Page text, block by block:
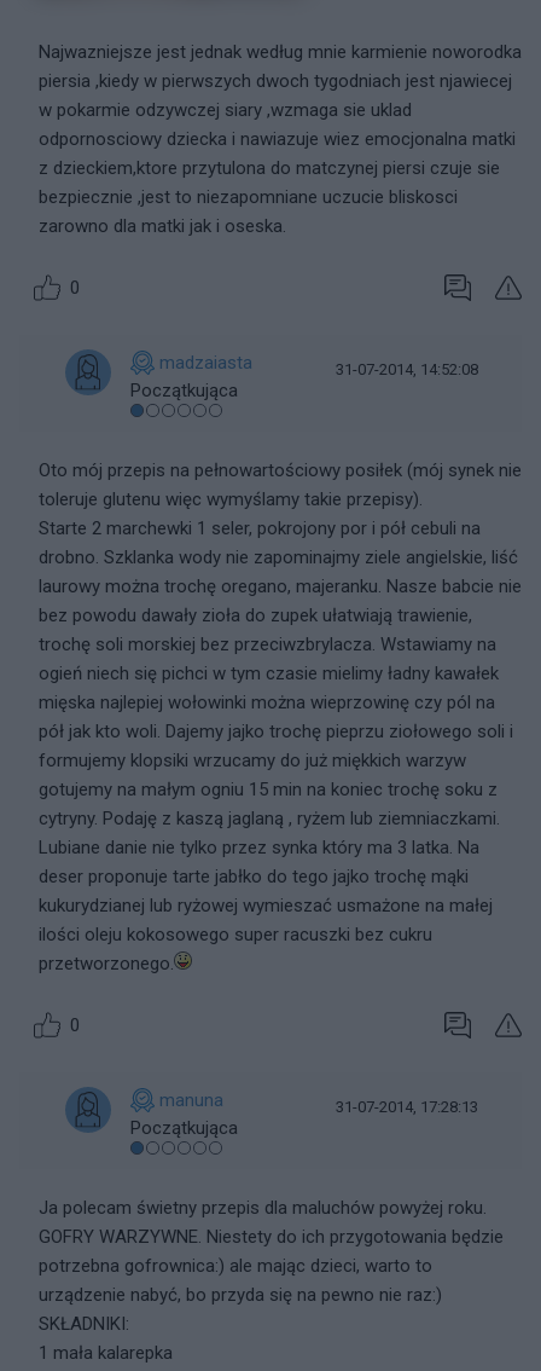
Najwazniejsze jest jednak według mnie karmienie noworodka
piersia ,kiedy w pierwszych dwoch tygodniach jest njawiecej
w pokarmie odzywczej siary ,wzmaga sie uklad
odpornosciowy dziecka i nawiazuje wiez emocjonalna matki
z dzieckiem,ktore przytulona do matczynej piersi czuje sie
bezpiecznie ,jest to niezapomniane uczucie bliskosci
zarowno dla matki jak i oseska.
0
madzaiasta
Początkująca
31-07-2014, 14:52:08
Oto mój przepis na pełnowartościowy posiłek (mój synek nie
toleruje glutenu więc wymyślamy takie przepisy).
Starte 2 marchewki 1 seler, pokrojony por i pół cebuli na
drobno. Szklanka wody nie zapominajmy ziele angielskie, liść
laurowy można trochę oregano, majeranku. Nasze babcie nie
bez powodu dawały zioła do zupek ułatwiają trawienie,
trochę soli morskiej bez przeciwzbrylacza. Wstawiamy na
ogień niech się pichci w tym czasie mielimy ładny kawałek
mięska najlepiej wołowinki można wieprzowinę czy pól na
pół jak kto woli. Dajemy jajko trochę pieprzu ziołowego soli i
formujemy klopsiki wrzucamy do już miękkich warzyw
gotujemy na małym ogniu 15 min na koniec trochę soku z
cytryny. Podaję z kaszą jaglaną , ryżem lub ziemniaczkami.
Lubiane danie nie tylko przez synka który ma 3 latka. Na
deser proponuje tarte jabłko do tego jajko trochę mąki
kukurydzianej lub ryżowej wymieszać usmażone na małej
ilości oleju kokosowego super racuszki bez cukru
przetworzonego.
0
manuna
Początkująca
31-07-2014, 17:28:13
Ja polecam świetny przepis dla maluchów powyżej roku.
GOFRY WARZYWNE. Niestety do ich przygotowania będzie
potrzebna gofrownica:) ale mając dzieci, warto to
urządzenie nabyć, bo przyda się na pewno nie raz:)
SKŁADNIKI:
1 mała kalarepka